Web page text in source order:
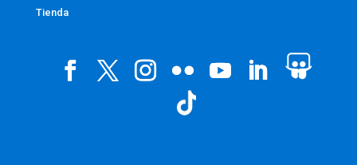
Tienda